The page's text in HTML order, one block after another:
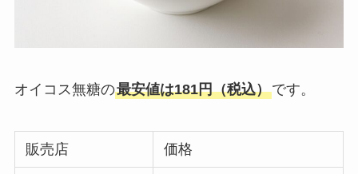
オイコス無糖の最安値は181円（税込）です。
販売店 価格